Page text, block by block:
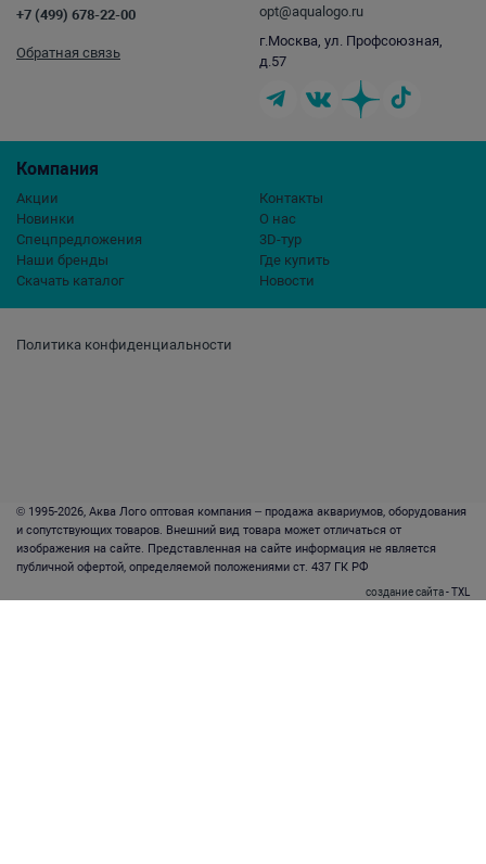
Политика конфиденциальности
Компания
Акции
Новинки
Спецпредложения
Наши бренды
Скачать каталог
Контакты
О нас
3D-тур
Где купить
Новости
+7 (499) 678-22-00
Обратная связь
opt@aqualogo.ru
г.Москва, ул. Профсоюзная,
д.57
© 1995-2026, Аква Лого оптовая компания – продажа аквариумов, оборудования
и сопутствующих товаров. Внешний вид товара может отличаться от
изображения на сайте. Представленная на сайте информация не является
публичной офертой, определяемой положениями ст. 437 ГК РФ
создание сайта- TXL